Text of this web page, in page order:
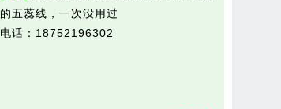
的五蕊线，一次没用过​‌‌
电话：18752196302